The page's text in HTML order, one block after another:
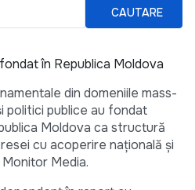
CAUTARE
în Republica Moldova
din domeniile mass-
politici publice au fondat
Moldova ca structură
cu acoperire naţională şi
Media.